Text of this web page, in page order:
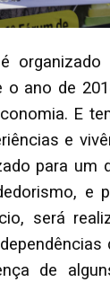
o ano de
E
e
para um
e
será
de